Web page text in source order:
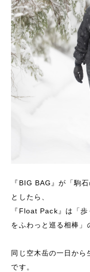
『BIG BAG』が「駒
としたら、
『Float Pack』は「
をふわっと巡る相棒」
同じ空木岳の一日から
です。